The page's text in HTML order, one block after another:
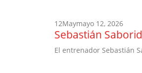
12Maymayo 12, 2026
Sebastián
El entrenador Sebastián